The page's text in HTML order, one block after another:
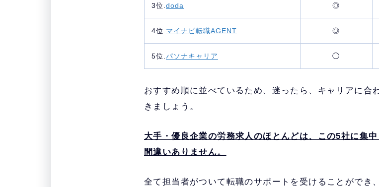
3位. doda ◎
4位. マイナビ転職AGENT ◎
5位. パソナキャリア ◯
おすすめ順に並べているため、迷ったら、キャリアに
きましょう。
大手・優良企業の労務求人のほとんどは、この5社に集
間違いありません。
全て担当者がついて転職のサポートを受けることができ